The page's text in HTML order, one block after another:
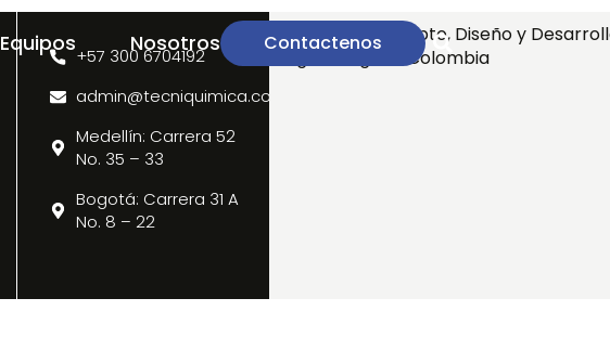
Equipos Nosotros Contactenos
+57 300 6704192
admin@tecniquimica.com
Medellín: Carrera 52
No. 35 – 33
Bogotá: Carrera 31 A
No. 8 – 22
© – 2024 Concepto, Diseño y
Digital Bogotá, Colombia